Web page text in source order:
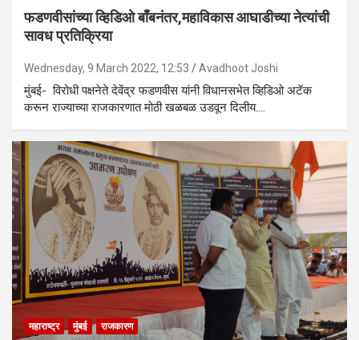
फडणवीसांच्या व्हिडिओ बाँबनंतर,महाविकास आघाडीच्या नेत्यांची
सावध प्रतिक्रिया
Wednesday, 9 March 2022, 12:53 Avadhoot Joshi
मुंबई- विरोधी पक्षनेते देवेंद्र फडणवीस यांनी विधानसभेत व्हिडिओ अटॅक
करून राज्याच्या राजकारणात मोठी खळबळ उडवून दिलीय.…
महाराष्ट्र मुंबई राजकारण